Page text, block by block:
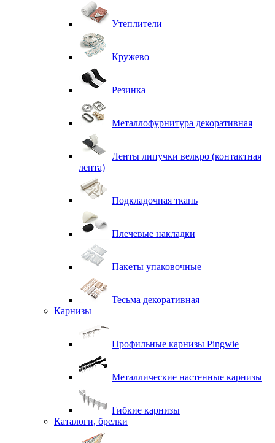
Утеплители
Кружево
Резинка
Металлофурнитура декоративная
Ленты липучки велкро (контактная
лента)
Подкладочная ткань
Плечевые накладки
Пакеты упаковочные
Тесьма декоративная
Карнизы
Профильные карнизы Pingwie
Металлические настенные карнизы
Гибкие карнизы
Каталоги, брелки